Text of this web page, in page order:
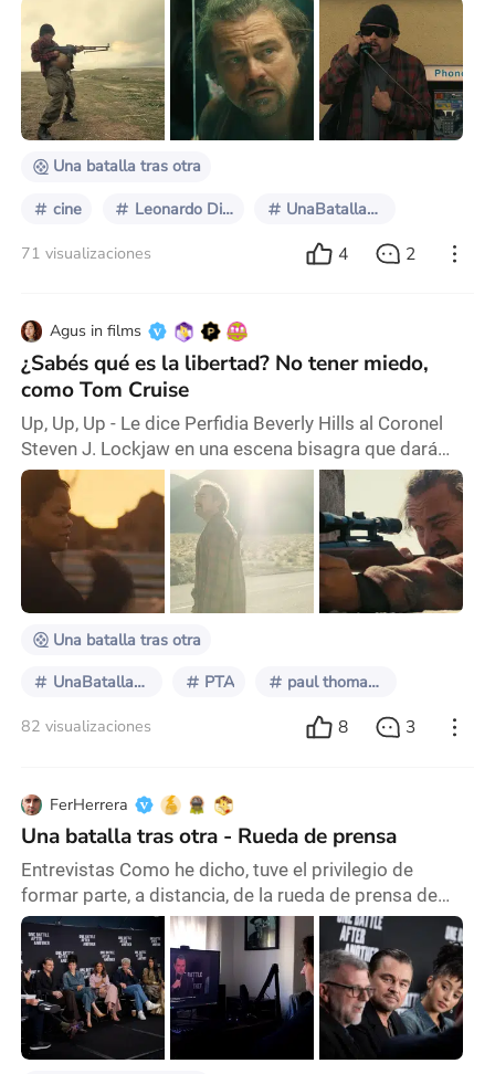
las mejores películas del año. Vamos allá. Esta
película tiene de todo, porque combinan el thriller con
acción y mucha comedia involuntaria, en una trama
que no da respiro, ya que es activa desde el primer
minuto hasta el último. Es increíble
Una batalla tras otra
cine Leonardo Di Caprio UnaBatallaTrasOtra
71 visualizaciones 4 2
Agus in films
¿Sabés qué es la libertad? No tener miedo,
como Tom Cruise
Up, Up, Up - Le dice Perfidia Beverly Hills al Coronel
Steven J. Lockjaw en una escena bisagra que dará
cuenta de cómo se juega el poder en One Battle After
Another (2025), la última película del realizador
estadounidense Paul Thomas Anderson. Perfidia
Beverly Hills dando inicio a la obra que aquí veremos
Nada de lo que podamos decir de este director será
suficiente. Con 55 años y una filmografía
Una batalla tras otra
UnaBatallaTrasOtra PTA paul thomas anderson
82 visualizaciones 8 3
FerHerrera
Una batalla tras otra - Rueda de prensa
Entrevistas Como he dicho, tuve el privilegio de
formar parte, a distancia, de la rueda de prensa de
Una batalla tras otra (2025) realizada el Jueves 11 de
Septiembre en Los Ángeles y con todos los
protagonistas y el director presentes. Se trató, sobre
todo, de un diálogo entre ellos y el reconocido
periodista Erik Davis. El evento se inició con la
presentación de cada uno de ellos, que se fueron